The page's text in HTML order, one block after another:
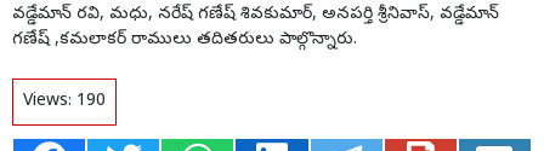
వడ్డేమాన్ రవి, మధు, నరేష్ గణేష్ శివకుమార్, అనపర్తి శ్రీనివాస్, వడ్డేమాన్
గణేష్ ,కమలాకర్ రాములు తదితరులు పాల్గొన్నారు.
Views: 190